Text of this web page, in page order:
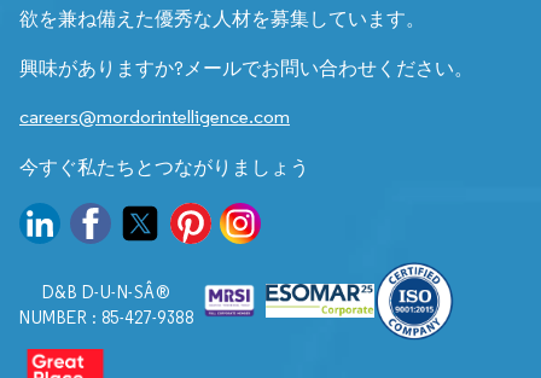
欲を兼ね備えた優秀な人材を募集しています。
興味がありますか?メールでお問い合わせください。
careers@mordorintelligence.com
今すぐ私たちとつながりましょう
D&B D-U-N-SÂ®
NUMBER : 85-427-9388